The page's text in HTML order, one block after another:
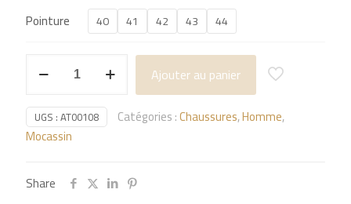
Pointure 40 41 42 43 44
Beaban
Chataigne
Ajouter au panier
UGS :AT00108 Catégories :Chaussures,Homme,
Mocassin
Share